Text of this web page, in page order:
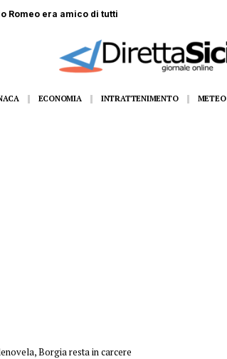
il palo: Rosario muore a soli 19 anni
ECONOMIA INTRATTENIMENTO METEO
Borgia resta in carcere